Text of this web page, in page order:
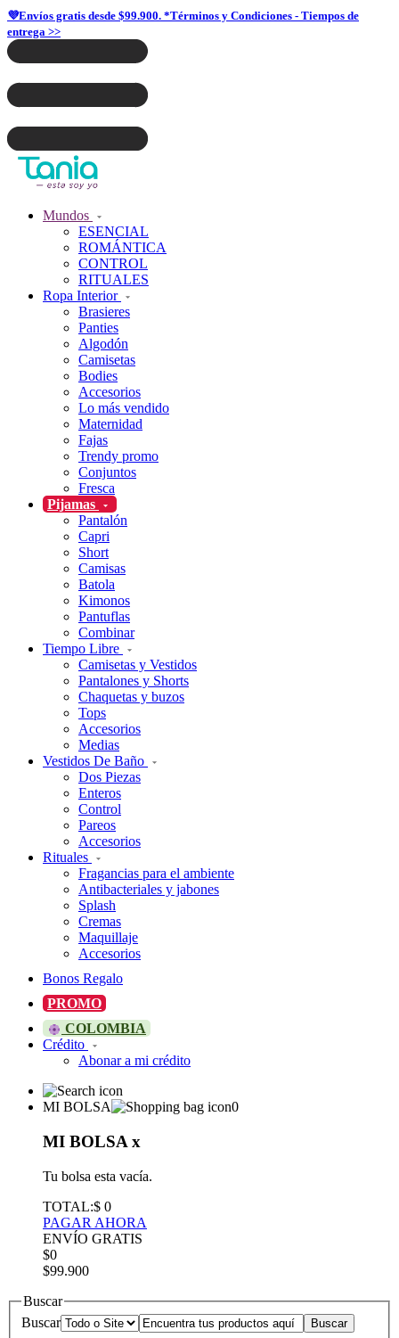
💜Envíos gratis desde $99.900. *Términos y Condiciones - Tiempos de
entrega >>
Mundos
ESENCIAL
ROMÁNTICA
CONTROL
RITUALES
Ropa Interior
Brasieres
Panties
Algodón
Camisetas
Bodies
Accesorios
Lo más vendido
Maternidad
Fajas
Trendy promo
Conjuntos
Fresca
Pijamas
Pantalón
Capri
Short
Camisas
Batola
Kimonos
Pantuflas
Combinar
Tiempo Libre
Camisetas y Vestidos
Pantalones y Shorts
Chaquetas y buzos
Tops
Accesorios
Medias
Vestidos De Baño
Dos Piezas
Enteros
Control
Pareos
Accesorios
Rituales
Fragancias para el ambiente
Antibacteriales y jabones
Splash
Cremas
Maquillaje
Accesorios
Bonos Regalo
PROMO
COLOMBIA
Crédito
Abonar a mi crédito
MI BOLSA 0
MI BOLSA x
Tu bolsa esta vacía.
TOTAL:$ 0
PAGAR AHORA
ENVÍO GRATIS
$0
$99.900
Buscar
Buscar